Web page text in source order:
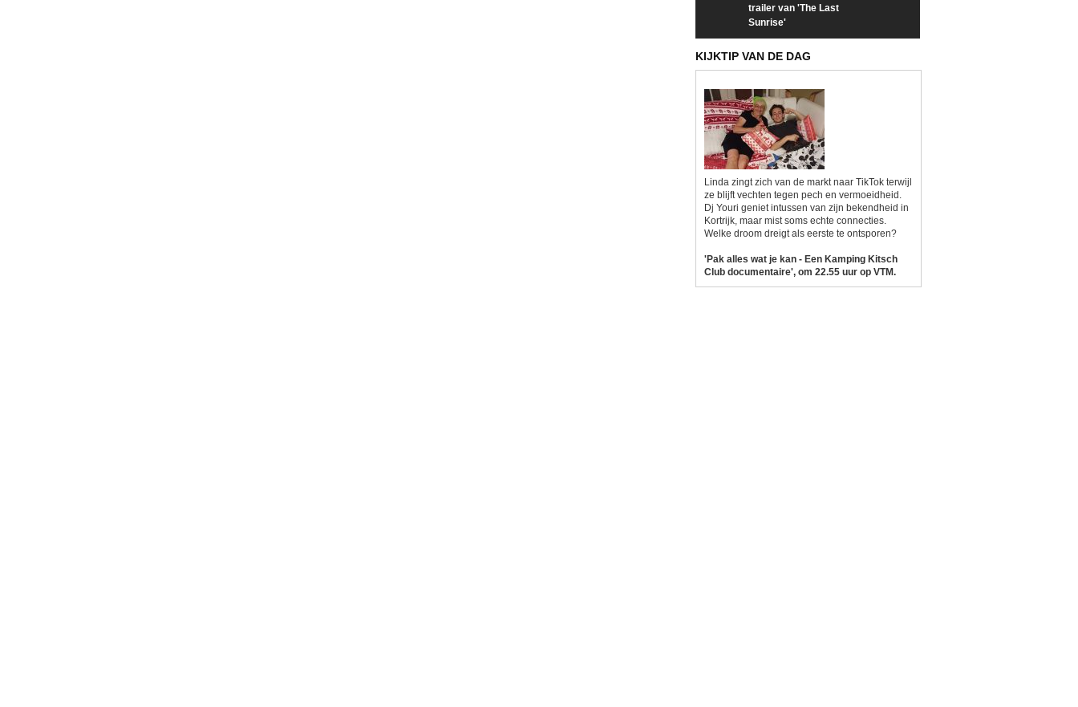
trailer van 'The Last
Sunrise'
KIJKTIP VAN DE DAG
Linda zingt zich van de markt naar TikTok terwijl
ze blijft vechten tegen pech en vermoeidheid.
Dj Youri geniet intussen van zijn bekendheid in
Kortrijk, maar mist soms echte connecties.
Welke droom dreigt als eerste te ontsporen?
'Pak alles wat je kan - Een Kamping Kitsch
Club documentaire', om 22.55 uur op VTM.